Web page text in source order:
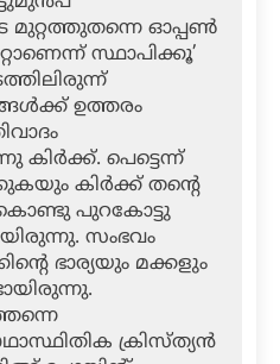
മുറ്റത്തുതന്നെ ഓപ്പണ്‍
സ്ഥാപിക്കൂ’
ഉത്തരം
പെട്ടെന്ന്
കിര്‍ക്ക് തന്റെ
പുറകോട്ടു
സംഭവം
ഭാര്യയും മക്കളും
ക്രിസ്ത്യന്‍